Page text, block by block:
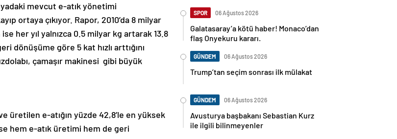
mevcut e-atık yönetimi
ortaya çıkıyor. Rapor, 2010’da 8 milyar
her yıl yalnızca 0.5 milyar kg artarak 13.8
dönüşüme göre 5 kat hızlı arttığını
çamaşır makinesi gibi büyük
üretilen e-atığın yüzde 42,8’le en yüksek
hem e-atık üretimi hem de geri
SPOR 06 Ağustos 2026
Galatasaray’a kötü haber! Monaco’dan
flaş Onyekuru kararı.
GÜNDEM 06 Ağustos 2026
Trump’tan seçim sonrası ilk mülakat
GÜNDEM 06 Ağustos 2026
Avusturya başbakanı Sebastian Kurz
ile ilgili bilinmeyenler